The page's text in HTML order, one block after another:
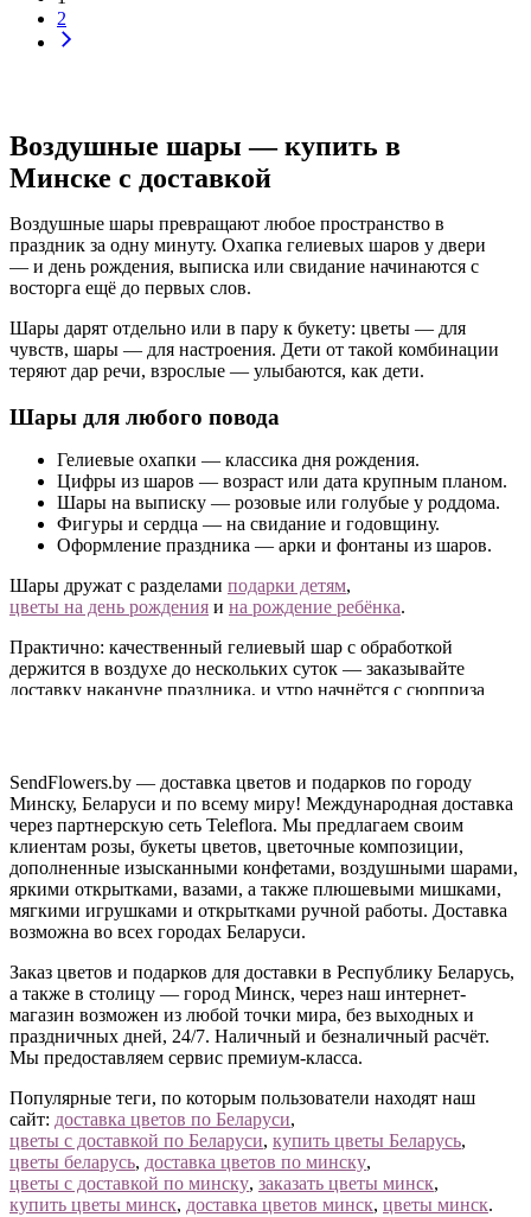
2
Воздушные шары — купить в
Минске с доставкой
Воздушные шары превращают любое пространство в
праздник за одну минуту. Охапка гелиевых шаров у двери
— и день рождения, выписка или свидание начинаются с
восторга ещё до первых слов.
Шары дарят отдельно или в пару к букету: цветы — для
чувств, шары — для настроения. Дети от такой комбинации
теряют дар речи, взрослые — улыбаются, как дети.
Шары для любого повода
Гелиевые охапки — классика дня рождения.
Цифры из шаров — возраст или дата крупным планом.
Шары на выписку — розовые или голубые у роддома.
Фигуры и сердца — на свидание и годовщину.
Оформление праздника — арки и фонтаны из шаров.
Шары дружат с разделами подарки детям,
цветы на день рождения и на рождение ребёнка.
Практично: качественный гелиевый шар с обработкой
держится в воздухе до нескольких суток — заказывайте
доставку накануне праздника, и утро начнётся с сюрприза
Заказать воздушные шары можно онлайн — привезём
надутыми, готовыми к вручению, точно ко времени. Все
способы оплаты, от карты до ЕРИП, доступны при
оформлении.
Позвоните нам— соберём облако шаров под ваш повод.
SendFlowers.by — доставка цветов и подарков по городу
Минску, Беларуси и по всему миру! Международная доставка
через партнерскую сеть Teleflora. Мы предлагаем своим
клиентам розы, букеты цветов, цветочные композиции,
дополненные изысканными конфетами, воздушными шарами,
яркими открытками, вазами, а также плюшевыми мишками,
мягкими игрушками и открытками ручной работы. Доставка
возможна во всех городах Беларуси.
Заказ цветов и подарков для доставки в Республику Беларусь,
а также в столицу — город Минск, через наш интернет-
магазин возможен из любой точки мира, без выходных и
праздничных дней, 24/7. Наличный и безналичный расчёт.
Мы предоставляем сервис премиум-класса.
Популярные теги, по которым пользователи находят наш
сайт: доставка цветов по Беларуси,
цветы с доставкой по Беларуси, купить цветы Беларусь,
цветы беларусь, доставка цветов по минску,
цветы с доставкой по минску, заказать цветы минск,
купить цветы минск, доставка цветов минск, цветы минск.